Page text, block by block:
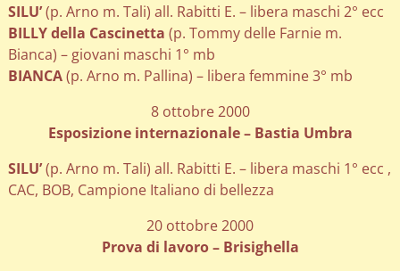
SILU’(p. Arno m. Tali) all. Rabitti E. – libera maschi 2° ecc
BILLY della Cascinetta (p. Tommy delle Farnie m.
Bianca) – giovani maschi 1° mb
BIANCA(p. Arno m. Pallina) – libera femmine 3° mb
8 ottobre 2000
Esposizione internazionale – Bastia Umbra
SILU’(p. Arno m. Tali) all. Rabitti E. – libera maschi 1° ecc ,
CAC, BOB, Campione Italiano di bellezza
20 ottobre 2000
Prova di lavoro – Brisighella